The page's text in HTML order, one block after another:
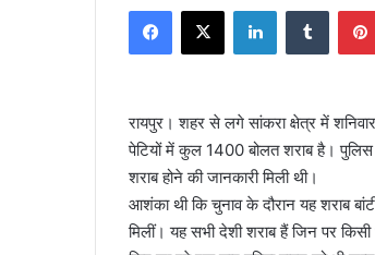
email
Facebook
X LinkedInTumblr
रायपुर। शहर से लगे सांकरा क्षेत्र में
पेटियों में कुल 1400 बोलत शराब है।
शराब होने की जानकारी मिली थी।
आशंका थी कि चुनाव के दौरान यह शराब
मिलीं। यह सभी देशी शराब हैं जिन पर